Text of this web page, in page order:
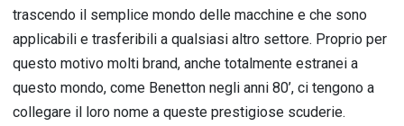
trascendo il semplice mondo delle macchine e che sono
applicabili e trasferibili a qualsiasi altro settore. Proprio per
questo motivo molti brand, anche totalmente estranei a
questo mondo, come Benetton negli anni 80’, ci tengono a
collegare il loro nome a queste prestigiose scuderie.